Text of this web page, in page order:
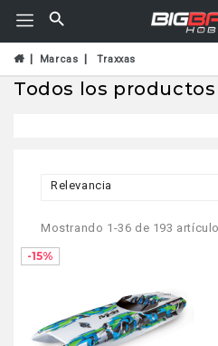
Marcas Traxxas
Todos los productos
Relevancia
Mostrando 1-36 de 193
-15%